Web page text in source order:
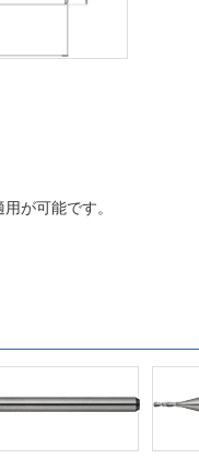
が可能です。